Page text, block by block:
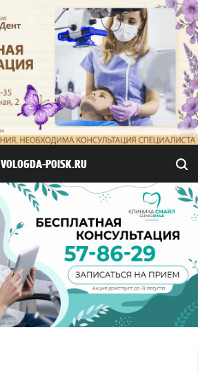
VOLOGDA-POISK.RU